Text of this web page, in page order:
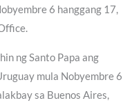
6 hanggang 17,
ng Santo Papa ang
mula Nobyembre 6
sa Buenos Aires,